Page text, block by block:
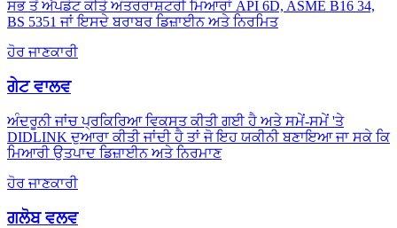
ਸਭ ਤੋਂ ਅੱਪਡੇਟ ਕੀਤੇ ਅੰਤਰਰਾਸ਼ਟਰੀ ਮਿਆਰਾਂ API 6D, ASME B16 34,
BS 5351 ਜਾਂ ਇਸਦੇ ਬਰਾਬਰ ਡਿਜ਼ਾਈਨ ਅਤੇ ਨਿਰਮਿਤ
ਹੋਰ ਜਾਣਕਾਰੀ
ਗੇਟ ਵਾਲਵ
ਅੰਦਰੂਨੀ ਜਾਂਚ ਪ੍ਰਕਿਰਿਆ ਵਿਕਸਤ ਕੀਤੀ ਗਈ ਹੈ ਅਤੇ ਸਮੇਂ-ਸਮੇਂ 'ਤੇ
DIDLINK ਦੁਆਰਾ ਕੀਤੀ ਜਾਂਦੀ ਹੈ ਤਾਂ ਜੋ ਇਹ ਯਕੀਨੀ ਬਣਾਇਆ ਜਾ ਸਕੇ ਕਿ
ਮਿਆਰੀ ਉਤਪਾਦ ਡਿਜ਼ਾਈਨ ਅਤੇ ਨਿਰਮਾਣ
ਹੋਰ ਜਾਣਕਾਰੀ
ਗਲੋਬ ਵਲਵ